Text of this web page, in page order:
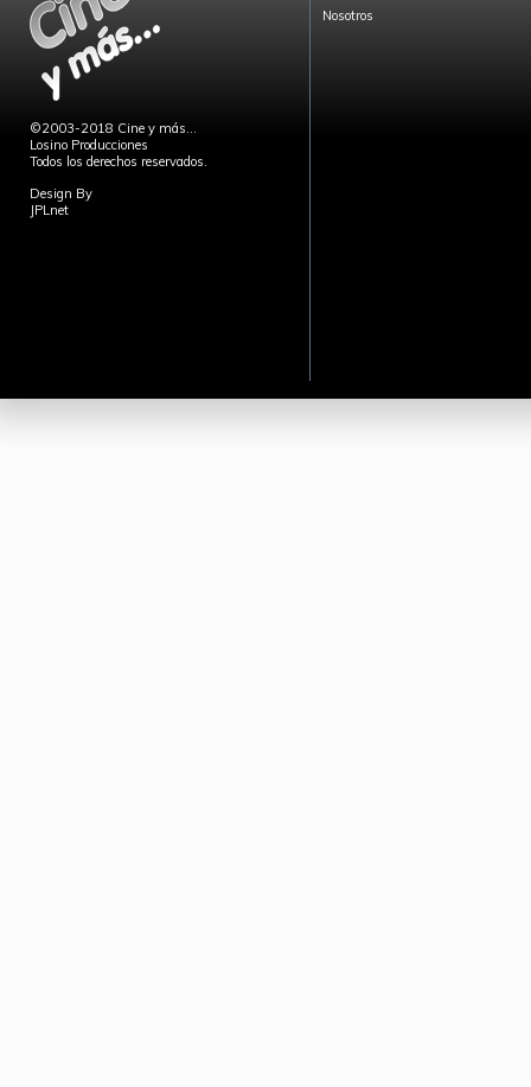
©2003-2018 Cine y más...
Losino Producciones
Todos los derechos reservados.
Design By
JPLnet
Nosotros